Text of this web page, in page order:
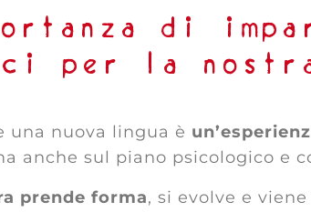
di
per la
una nuova lingua è un’
anche sul piano psicologico e
prende forma, si evolve e